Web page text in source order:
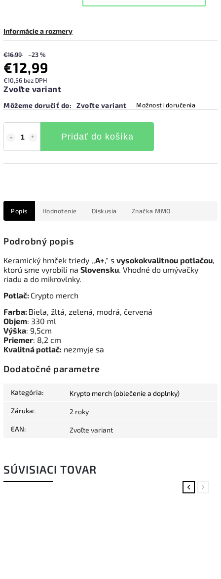
Informácie a rozmery
€16,99 –23 %
€12,99
€10,56 bez DPH
Zvoľte variant
Môžeme doručiť do: Zvoľte variant Možnosti doručenia
Pridať do košíka
Popis Hodnotenie Diskusia Značka MMO
Podrobný popis
Keramický hrnček triedy ,,A+," s vysokokvalitnou potlačou,
ktorú sme vyrobili na Slovensku. Vhodné do umývačky
riadu a do mikrovlnky.
Potlač: Crypto merch
Farba: Biela, žltá, zelená, modrá, červená
Objem: 330 ml
Výška: 9,5cm
Priemer: 8,2 cm
Kvalitná potlač: nezmyje sa
Dodatočné parametre
Kategória: Krypto merch (oblečenie a doplnky)
Záruka: 2 roky
EAN: Zvoľte variant
SÚVISIACI TOVAR
Previous
Next